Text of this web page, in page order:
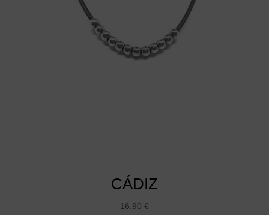
CÁDIZ
16,90 €